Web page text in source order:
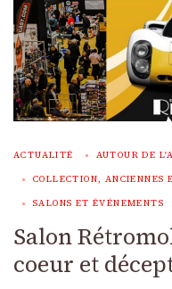
ACTUALITÉ AUTOUR DE
COLLECTION, ANCIENNES
SALONS ET ÉVÉNEMENTS
Salon
coeur et